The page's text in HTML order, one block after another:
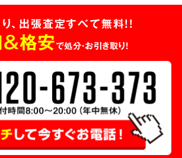
、出張査定すべて無料!!
格安で処分・お引き取り！